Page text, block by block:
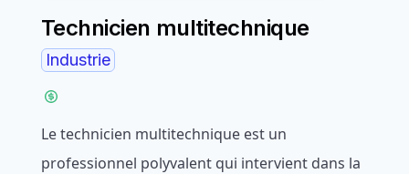
Technicien multitechnique
Industrie
Le technicien multitechnique est un
professionnel polyvalent qui intervient dans la